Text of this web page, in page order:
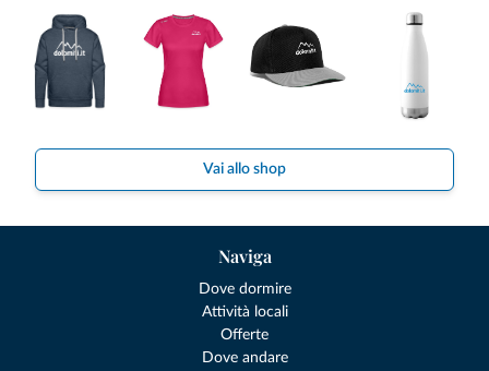
Vai allo shop
Naviga
Dove dormire
Attività locali
Offerte
Dove andare